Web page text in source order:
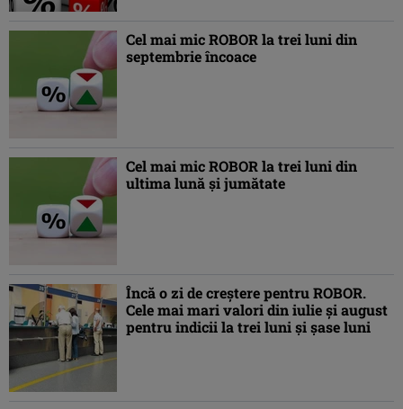
Cel mai mic ROBOR la trei luni din
septembrie încoace
Cel mai mic ROBOR la trei luni din
ultima lună şi jumătate
Încă o zi de creştere pentru ROBOR.
Cele mai mari valori din iulie şi august
pentru indicii la trei luni şi şase luni